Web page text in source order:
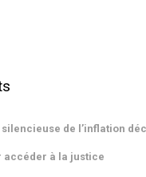
de l’inflation
accéder à la justice